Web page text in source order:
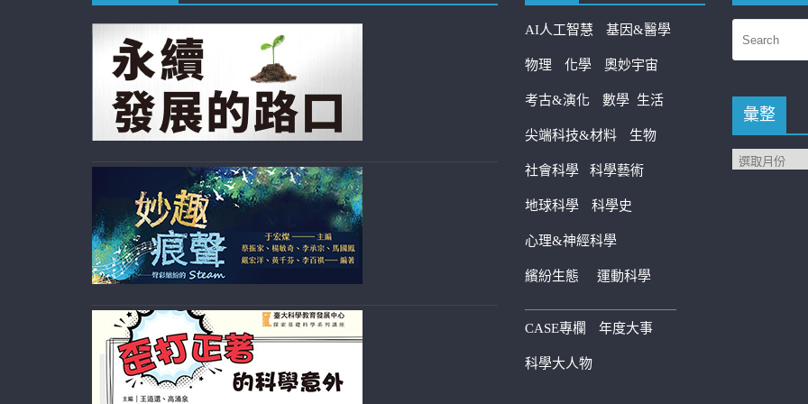
AI人工智慧 基因&醫學
物理 化學 奧妙宇宙
考古&演化 數學 生活
尖端科技&材料 生物
社會科學 科學藝術
地球科學 科學史
心理&神經科學
繽紛生態 運動科學
————————————
CASE專欄 年度大事
科學大人物
彙整